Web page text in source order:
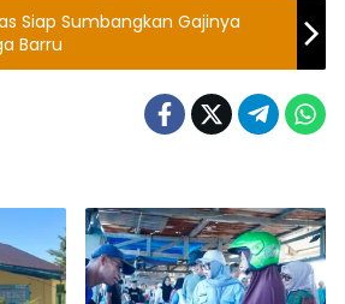
Siap Sumbangkan Gajinya
Barru